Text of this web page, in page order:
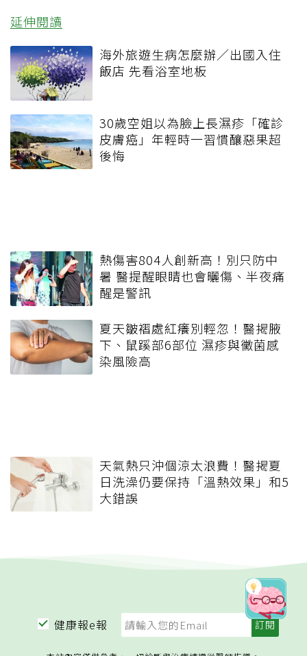
延伸閱讀
海外旅遊生病怎麼辦／出國入住
飯店 先看浴室地板
30歲空姐以為臉上長濕疹「確診
皮膚癌」年輕時一習慣釀惡果超
後悔
熱傷害804人創新高！別只防中
暑 醫提醒眼睛也會曬傷、半夜痛
醒是警訊
夏天皺褶處紅癢別輕忽！醫揭腋
下、鼠蹊部6部位 濕疹與黴菌感
染風險高
天氣熱只沖個涼太浪費！醫揭夏
日洗澡仍要保持「溫熱效果」和5
大錯誤
健康報e報